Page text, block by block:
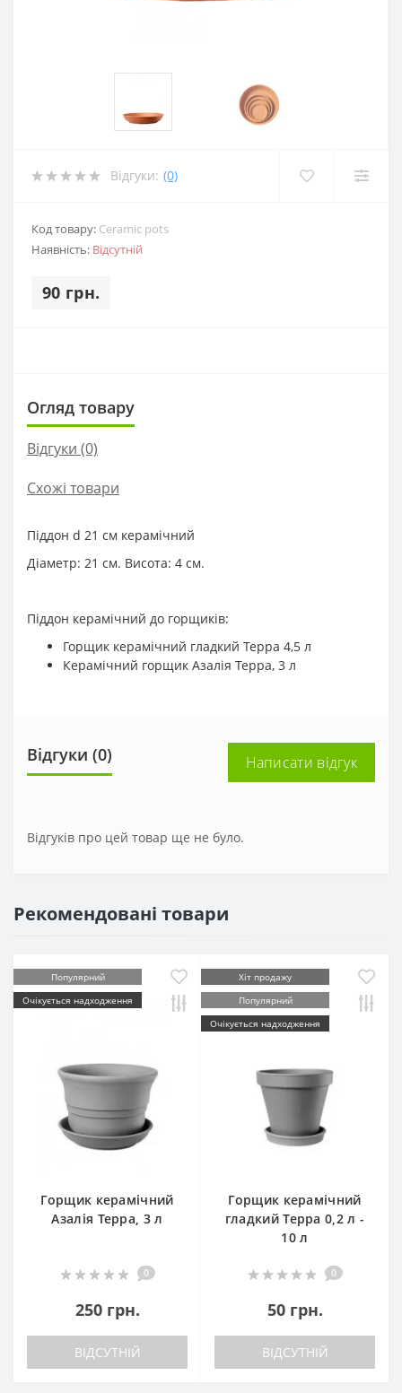
Відгуки: (0)
Код товару: Ceramic pots
Наявність: Відсутній
90 грн.
Огляд товару
Відгуки (0)
Схожі товари
Піддон d 21 см керамічний
Діаметр: 21 см. Висота: 4 см.
Піддон керамічний до горщиків:
Горщик керамічний гладкий Терра 4,5 л
Керамічний горщик Азалія Терра, 3 л
Відгуки (0) Написати відгук
Відгуків про цей товар ще не було.
Рекомендовані товари
Популярний
Очікується надходження
Горщик керамічний
Азалія Терра, 3 л
0
250 грн.
ВІДСУТНІЙ
Хіт продажу
Популярний
Очікується надходження
Горщик керамічний
гладкий Терра 0,2 л -
10 л
0
50 грн.
ВІДСУТНІЙ